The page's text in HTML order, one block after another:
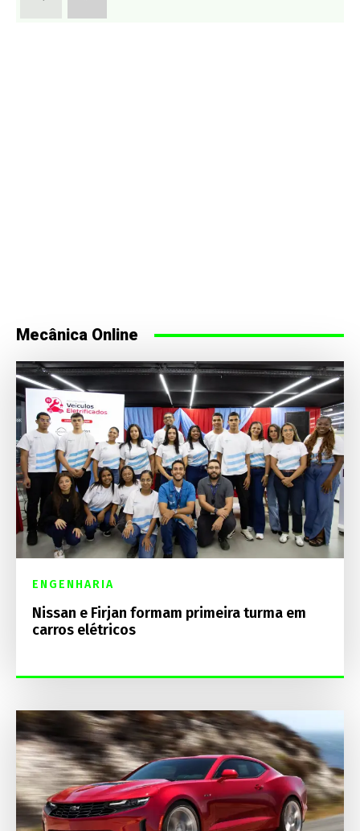
Mecânica Online
ENGENHARIA
Nissan e Firjan formam primeira turma em
carros elétricos